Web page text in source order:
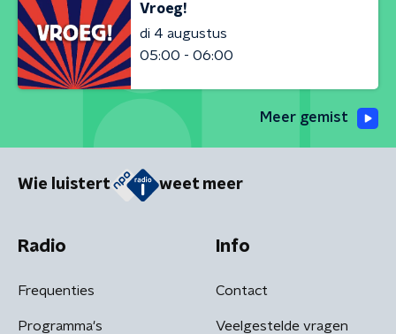
Vroeg!
di 4 augustus
05:00 - 06:00
Meer gemist
Wie luistert weet meer
Radio
Frequenties
Programma's
Info
Contact
Veelgestelde vragen